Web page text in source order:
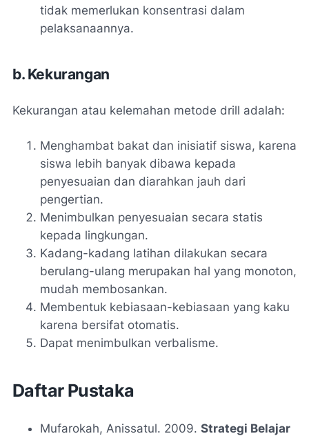
tidak memerlukan konsentrasi dalam
pelaksanaannya.
b. Kekurangan
Kekurangan atau kelemahan metode drill adalah:
Menghambat bakat dan inisiatif siswa, karena
siswa lebih banyak dibawa kepada
penyesuaian dan diarahkan jauh dari
pengertian.
Menimbulkan penyesuaian secara statis
kepada lingkungan.
Kadang-kadang latihan dilakukan secara
berulang-ulang merupakan hal yang monoton,
mudah membosankan.
Membentuk kebiasaan-kebiasaan yang kaku
karena bersifat otomatis.
Dapat menimbulkan verbalisme.
Daftar Pustaka
Mufarokah, Anissatul. 2009. Strategi Belajar